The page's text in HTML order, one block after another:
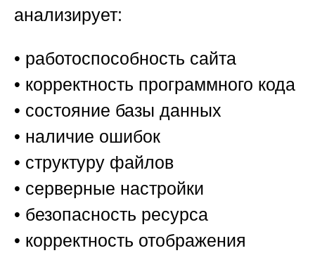
анализирует:
• работоспособность сайта
• корректность программного кода
• состояние базы данных
• наличие ошибок
• структуру файлов
• серверные настройки
• безопасность ресурса
• корректность отображения